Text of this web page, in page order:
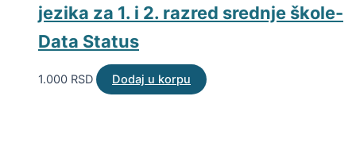
jezika za 1. i 2. razred srednje škole-
Data Status
1.000 RSD Dodaj u korpu